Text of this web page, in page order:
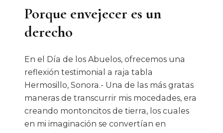
Porque envejecer es un
derecho
En el Día de los Abuelos, ofrecemos una
reflexión testimonial a raja tabla
Hermosillo, Sonora.- Una de las más gratas
maneras de transcurrir mis mocedades, era
creando montoncitos de tierra, los cuales
en mi imaginación se convertían en